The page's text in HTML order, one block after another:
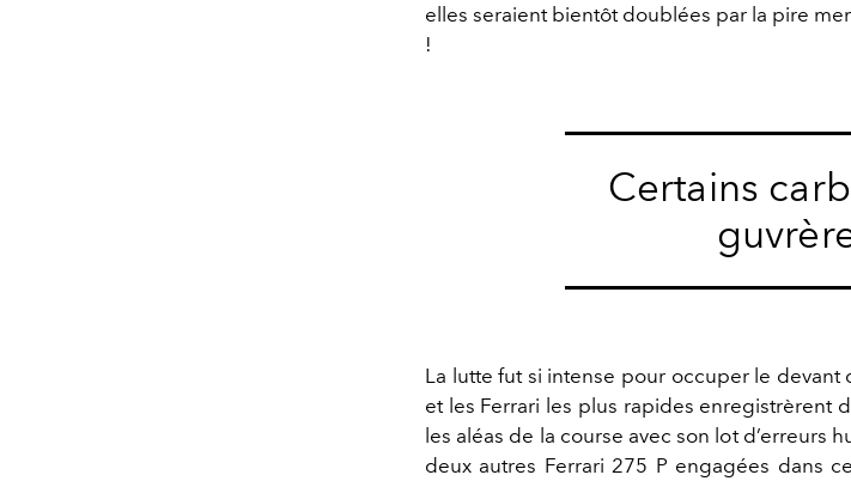
elles seraient bientôt doublées par la pire
!
Certains
La lutte fut si intense pour occuper le devant
et les Ferrari les plus rapides enregistrèrent
les aléas de la course avec son lot d’erreurs
deux autres Ferrari 275 P engagées dans